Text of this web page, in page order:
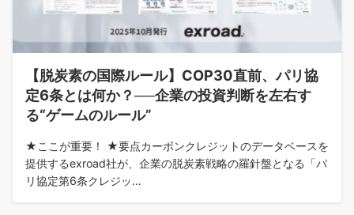
【脱炭素の国際ルール】COP30直前、パリ協
定6条とは何か？──企業の投資判断を左右す
る“ゲームのルール”
★ここが重要！ ★要点カーボンクレジットのデータベースを
提供するexroad社が、企業の脱炭素戦略の羅針盤となる「パ
リ協定第6条クレジッ…